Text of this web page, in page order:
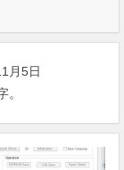
月5日
。